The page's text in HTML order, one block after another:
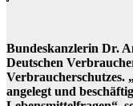
Bundeskanzlerin Dr.
Deutschen
Verbraucherschutzes.
angelegt und